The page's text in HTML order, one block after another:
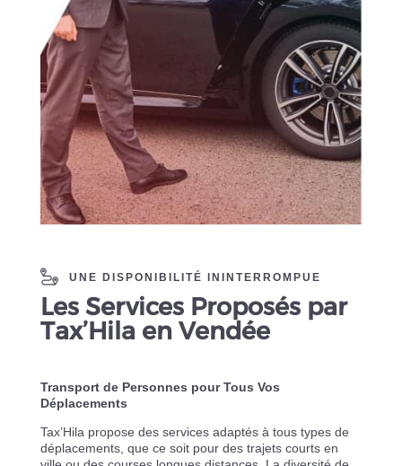
UNE DISPONIBILITÉ ININTERROMPUE
Les Services Proposés par
Tax’Hila en Vendée
Transport de Personnes pour Tous Vos
Déplacements
Tax’Hila propose des services adaptés à tous types de
déplacements, que ce soit pour des trajets courts en